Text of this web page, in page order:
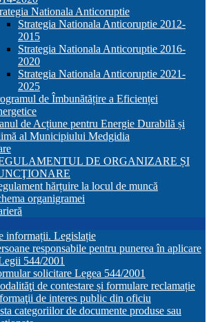
Nationala Anticoruptie
Strategia Nationala Anticoruptie 2012-
2015
Strategia Nationala Anticoruptie 2016-
2020
Strategia Nationala Anticoruptie 2021-
2025
de Îmbunătățire a Eficienței
de Acțiune pentru Energie Durabilă și
al Municipiului Medgidia
DE ORGANIZARE ȘI
hărțuire la locul de muncă
organigramei
informații. Legislație
responsabile pentru punerea în aplicare
544/2001
solicitare Legea 544/2001
de contestare și formulare reclamație
de interes public din oficiu
categoriilor de documente produse sau